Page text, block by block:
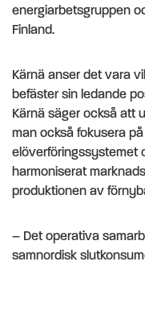
energiarbetsgruppen
Finland.
Kärnä anser det vara
befäster sin ledande
Kärnä säger också att
man också fokusera
elöverföringssystemet
harmoniserat
produktionen av
– Det operativa
samnordisk